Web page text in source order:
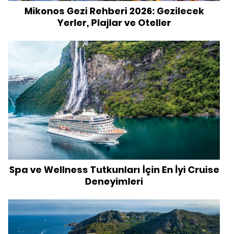
Mikonos Gezi Rehberi 2026: Gezilecek
Yerler, Plajlar ve Oteller
Spa ve Wellness Tutkunları İçin En İyi Cruise
Deneyimleri